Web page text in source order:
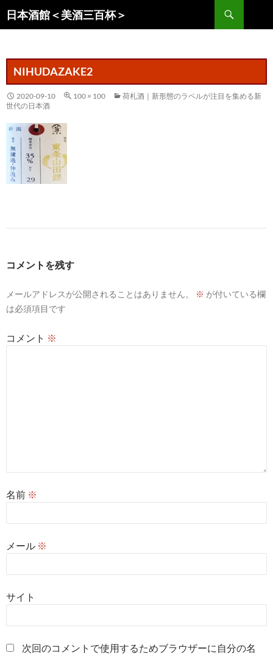
ン
ス
キ
ッ
日本酒館＜美酒三百杯＞
索
NIHUDAZAKE2
2020-09-10 100 × 100
荷札酒｜新形態のラベルが注目を集める新
世代の日本酒
コメントを残す
メールアドレスが公開されることはありません。 ※ が付いている欄
は必須項目です
コメント ※
名前 ※
メール ※
サイト
次回のコメントで使用するためブラウザーに自分の名